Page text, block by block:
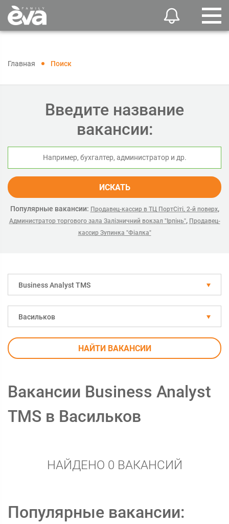
Главная Поиск
Введите название
вакансии:
ИСКАТЬ
Популярные вакансии: Продавец-кассир в ТЦ ПортСіті, 2-й поверх,
Администратор торгового зала Залізничний вокзал "Ірпінь", Продавец-
кассир Зупинка "Фіалка"
Business Analyst TMS
Васильков
НАЙТИ ВАКАНСИИ
Вакансии Business Analyst
TMS в Васильков
НАЙДЕНО 0 ВАКАНСИЙ
Популярные вакансии: